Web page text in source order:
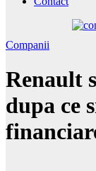
Companii
Renault
dupa ce